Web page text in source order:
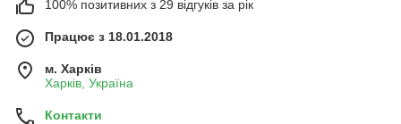
100% позитивних з 29 відгуків за рік
Працює з 18.01.2018
м. Харків
Харків, Україна
Контакти